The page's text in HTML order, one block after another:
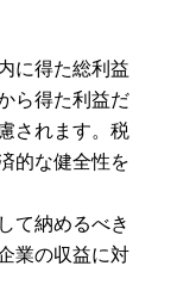
に得た総利益
ら得た利益だ
されます。税
的な健全性を
て納めるべき
業の収益に対